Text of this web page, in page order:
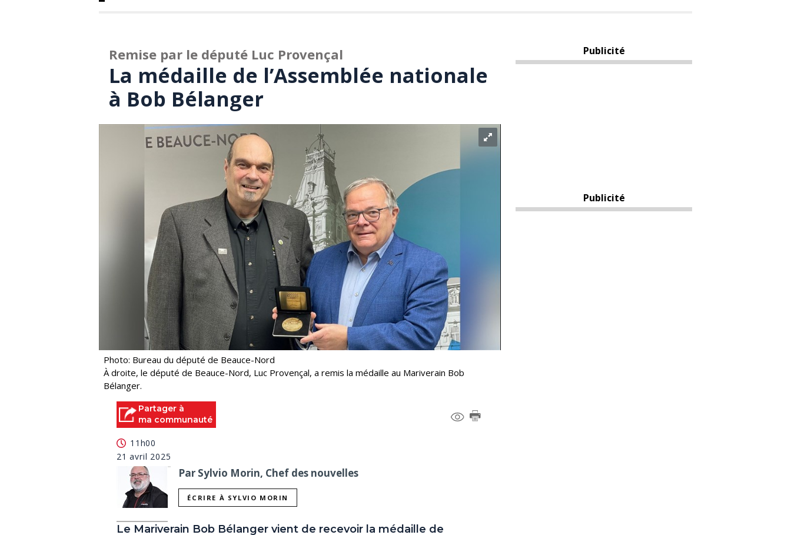
Remise par le député Luc Provençal
La médaille de l’Assemblée nationale
à Bob Bélanger
Photo: Bureau du député de Beauce-Nord
À droite, le député de Beauce-Nord, Luc Provençal, a remis la médaille au Mariverain Bob
Bélanger.
Partager à
ma communauté
11h00
21 avril 2025
Par Sylvio Morin, Chef des nouvelles
ÉCRIRE À SYLVIO MORIN
Le Mariverain Bob Bélanger vient de recevoir la médaille de
Publicité
Publicité